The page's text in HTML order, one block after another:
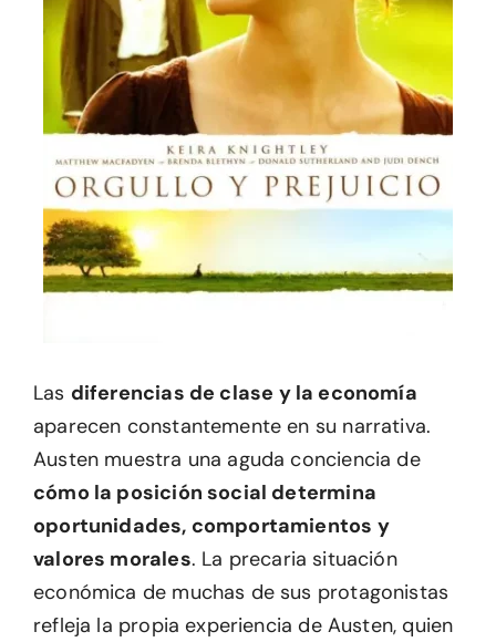
Las diferencias de clase y la economía
aparecen constantemente en su narrativa.
Austen muestra una aguda conciencia de
cómo la posición social determina
oportunidades, comportamientos y
valores morales. La precaria situación
económica de muchas de sus protagonistas
refleja la propia experiencia de Austen, quien